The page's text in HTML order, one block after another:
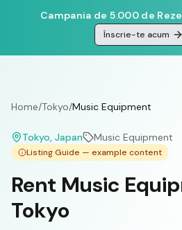
Campania de 5.000 de
Înscrie-te acum
Home/Tokyo/Music Equipment
Tokyo, Japan Music Equipment
Listing Guide — example content
Rent Music
Tokyo